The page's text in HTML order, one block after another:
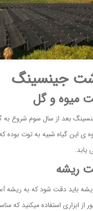
جینسینگ
میوه و گل
بعد از سال سوم شروع
ی این گیاه شبیه به توت بوده
ریشه
باید دقت شود که به ریشه
از ابزاری استفاده میکنید که